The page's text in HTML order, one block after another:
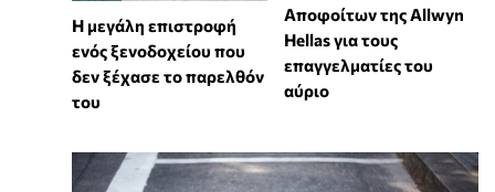
Η μεγάλη επιστροφή
ενός ξενοδοχείου που
δεν ξέχασε το παρελθόν
του
Αποφοίτων της Allwyn
Hellas για τους
επαγγελματίες του
αύριο